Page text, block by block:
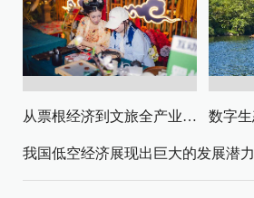
从票根经济到文旅全产业链升级
我国低空经济展现出巨大的发展潜力